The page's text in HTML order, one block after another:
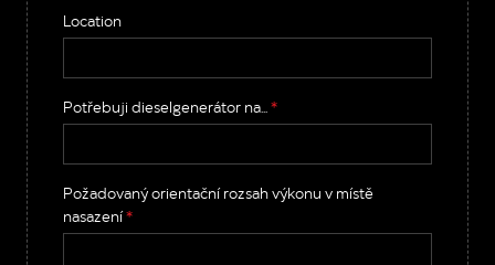
Location
Potřebuji dieselgenerátor na...*
Požadovaný orientační rozsah výkonu v místě
nasazení*